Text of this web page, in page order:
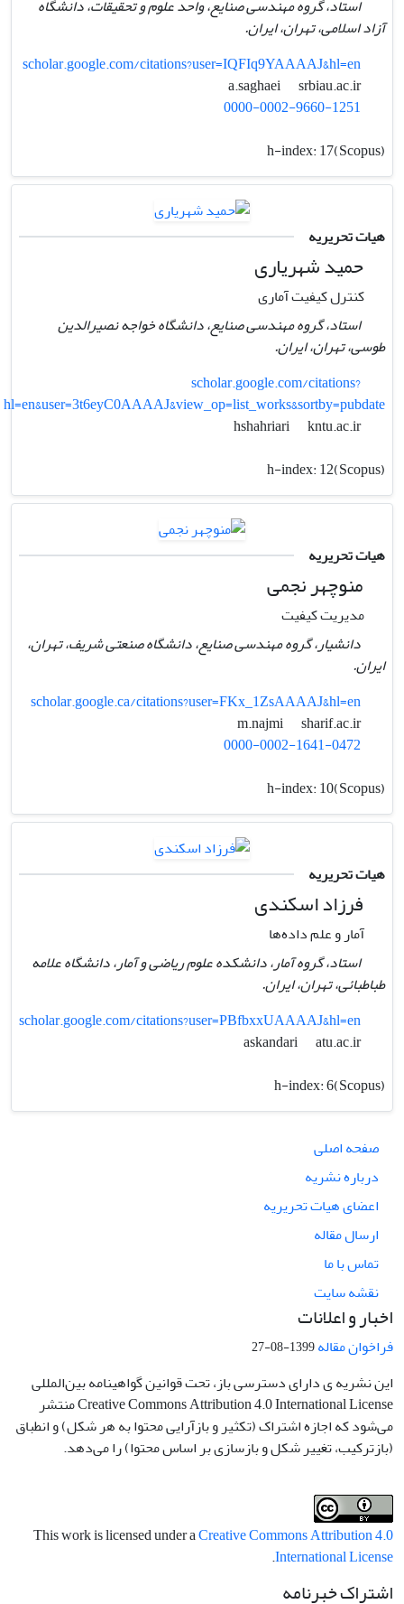
استاد، گروه مهندسی صنایع، واحد علوم و تحقیقات، دانشگاه
آزاد اسلامی، تهران، ایران.
scholar.google.com/citations?user=IQFIq9YAAAAJ&hl=en
a.saghaei
srbiau.ac.ir
0000-0002-9660-1251
h-index:17(Scopus)
هیات تحریریه
حمید شهریاری
کنترل کیفیت آماری
استاد، گروه مهندسی صنایع، دانشگاه خواجه نصیرالدین
طوسی، تهران، ایران.
scholar.google.com/citations?
hl=en&user=3t6eyC0AAAAJ&view_op=list_works&sortby=pubdate
hshahriari
kntu.ac.ir
h-index:12(Scopus)
هیات تحریریه
منوچهر نجمی
مدیریت کیفیت
دانشیار، گروه مهندسی صنایع، دانشگاه صنعتی شریف، تهران،
ایران.
scholar.google.ca/citations?user=FKx_1ZsAAAAJ&hl=en
m.najmi
sharif.ac.ir
0000-0002-1641-0472
h-index:10(Scopus)
هیات تحریریه
فرزاد اسکندی
آمار و علم داده‌ها
استاد، گروه آمار، دانشکده علوم ریاضی و آمار، دانشگاه علامه
طباطبائی، تهران، ایران.
scholar.google.com/citations?user=PBfbxxUAAAAJ&hl=en
askandari
atu.ac.ir
h-index:6(Scopus)
صفحه اصلی
درباره نشریه
اعضای هیات تحریریه
ارسال مقاله
تماس با ما
نقشه سایت
اخبار و اعلانات
فراخوان مقاله1399-08-27
این نشریه ی دارای دسترسی باز، تحت قوانین گواهینامه بین‌المللی
Creative Commons Attribution 4.0 International License منتشر
می‌شود که اجازه اشتراک (تکثیر و بازآرایی محتوا به هر شکل) و انطباق
(بازترکیب، تغییر شکل و بازسازی بر اساس محتوا) را می‌دهد.
This work is licensed under aCreative Commons Attribution 4.0
International License
.
اشتراک خبرنامه